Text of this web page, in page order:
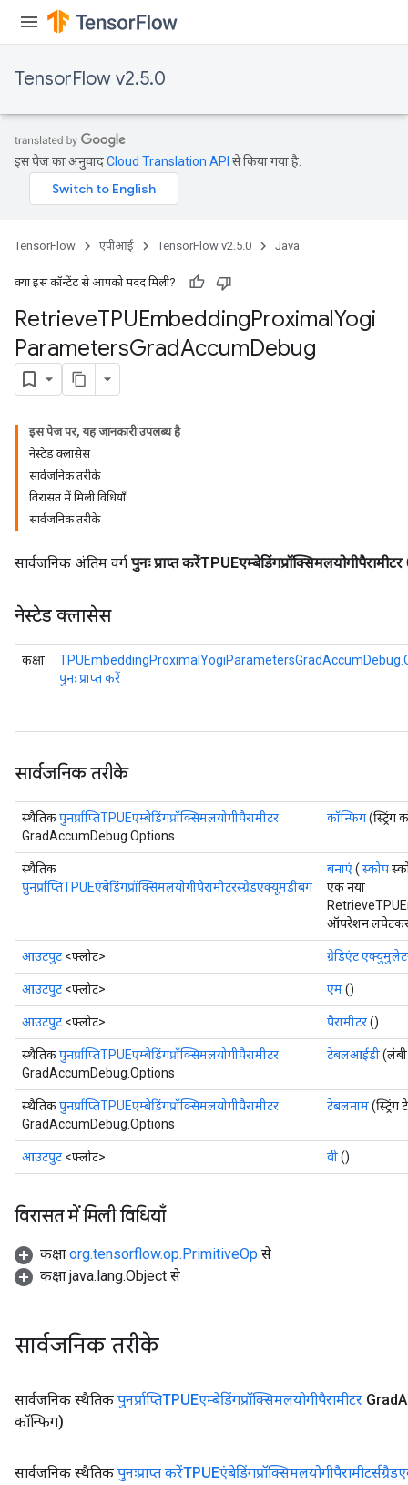
TensorFlow v2.5.0
इस पेज का अनुवादCloud Translation API से किया गया है.
TensorFlow एपीआई TensorFlow v2.5.0 Java
क्या इस कॉन्टेंट से आपको मदद मिली?
RetrieveTPUEmbeddingProximalYogi
ParametersGradAccumDebug
इस पेज पर, यह जानकारी उपलब्ध है
नेस्टेड क्लासेस
सार्वजनिक तरीके
विरासत में मिली विधियाँ
सार्वजनिक तरीके
सार्वजनिक अंतिम वर्ग पुनः प्राप्त करेंTPUEएम्बेडिंगप्रॉक्सिमलयोगीपैरामीटर
नेस्टेड क्लासेस
कक्षा
पुनः प्राप्त करें
सार्वजनिक तरीके
स्थैतिकपुनर्प्राप्तिTPUEएम्बेडिंगप्रॉक्सिमलयोगीपैरामीटर
GradAccumDebug.Options
कॉन्फिग(स्ट्रिंग
स्थैतिक
पुनर्प्राप्तिTPUEएंबेडिंगप्रॉक्सिमलयोगीपैरामीटरस्ग्रैडएक्यूमडीबग
बनाएं( स्कोप
एक नया
ऑपरेशन लपेटकर
आउटपुट <फ्लोट> ग्रेडिएंट
आउटपुट <फ्लोट> एम()
आउटपुट <फ्लोट> पैरामीटर()
स्थैतिकपुनर्प्राप्तिTPUEएम्बेडिंगप्रॉक्सिमलयोगीपैरामीटर
GradAccumDebug.Options
टेबलआईडी
स्थैतिकपुनर्प्राप्तिTPUEएम्बेडिंगप्रॉक्सिमलयोगीपैरामीटर
GradAccumDebug.Options
टेबलनाम
आउटपुट <फ्लोट> वी()
विरासत में मिली विधियाँ
कक्षा org.tensorflow.op.PrimitiveOp से
कक्षा java.lang.Object से
सार्वजनिक तरीके
सार्वजनिक स्थैतिक पुनर्प्राप्तिTPUEएम्बेडिंगप्रॉक्सिमलयोगीपैरामीटर Grad
कॉन्फिग)
सार्वजनिक स्थैतिक पुनःप्राप्त